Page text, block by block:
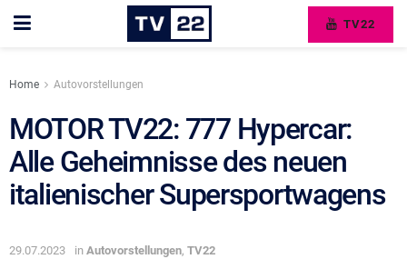
TV22
Home Autovorstellungen
MOTOR TV22: 777 Hypercar:
Alle Geheimnisse des neuen
italienischer Supersportwagens
29.07.2023 in Autovorstellungen, TV22